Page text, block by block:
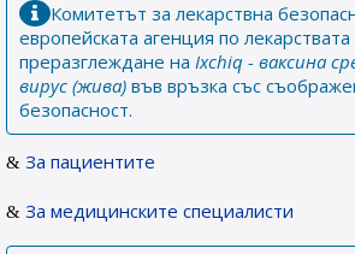
Комитетът за лекарствна
европейската агенция по
преразглеждане на Ixchiq - ваксина
вирус (жива) във връзка със
безопасност.
За пациентите
За медицинските специалисти